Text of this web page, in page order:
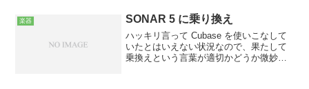
楽器 SONAR 5 に乗り換え
ハッキリ言って Cubase を使いこなして
いたとはいえない状況なので、果たして
乗換えという言葉が適切かどうか微妙な